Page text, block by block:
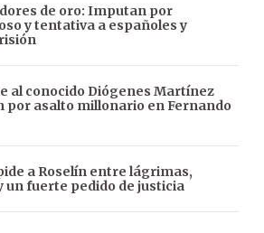
de oro: Imputan por
y tentativa a españoles y
al conocido Diógenes Martínez
por asalto millonario en Fernando
a Roselín entre lágrimas,
un fuerte pedido de justicia